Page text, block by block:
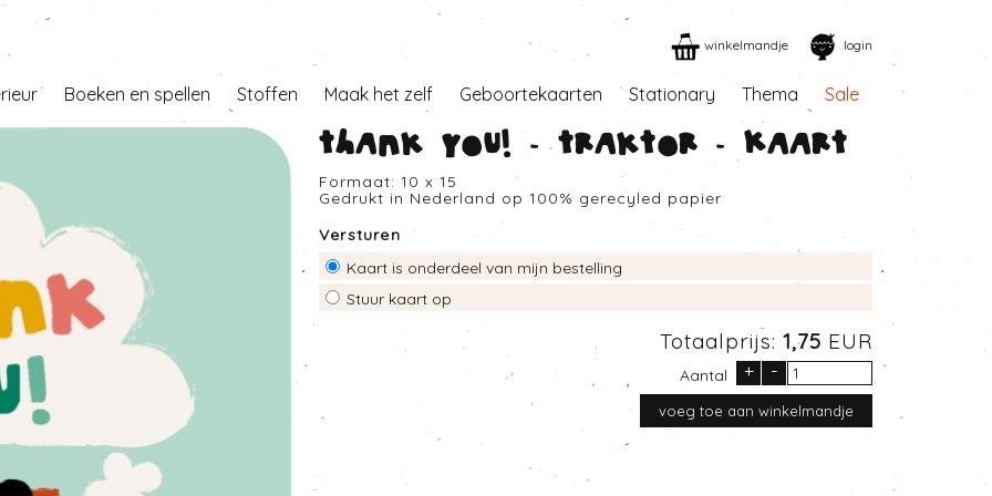
winkelmandje login
Boeken en spellen Stoffen Maak het zelf Geboortekaarten Stationary Thema Sale
Thank you! - Traktor - Kaart
Formaat: 10 x 15
Gedrukt in Nederland op 100% gerecyled papier
Versturen
Kaart is onderdeel van mijn bestelling
Stuur kaart op
Totaalprijs: 1,75 EUR
Aantal + -